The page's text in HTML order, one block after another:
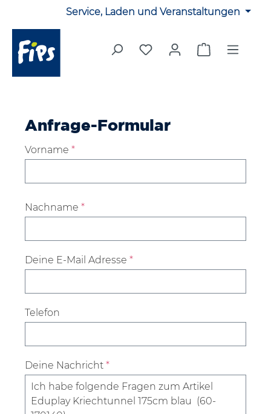
Zum Hauptinhalt springenService, Laden und Veranstaltungen
Du hast 0 Produkte auf
Warenkorb
Anfrage-Formular
Vorname *
Nachname *
Deine E-Mail Adresse *
Telefon
Deine Nachricht *